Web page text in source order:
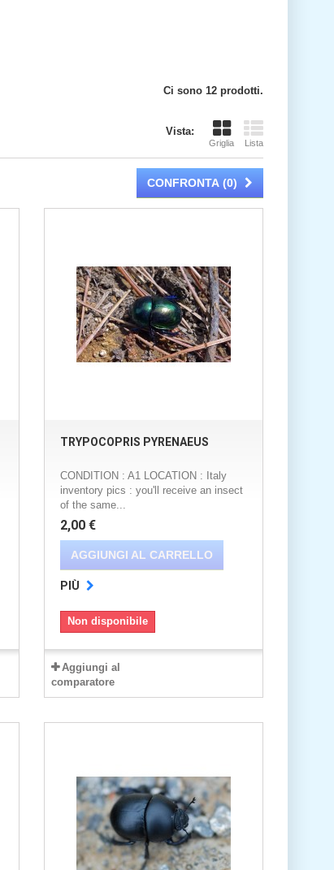
Ci sono 12 prodotti.
Vista:
Griglia Lista
CONFRONTA (0)
TRYPOCOPRIS PYRENAEUS
CONDITION : A1 LOCATION : Italy
inventory pics : you'll receive an insect
of the same...
2,00 €
AGGIUNGI AL CARRELLO
PIÙ
Non disponibile
Aggiungi al
comparatore